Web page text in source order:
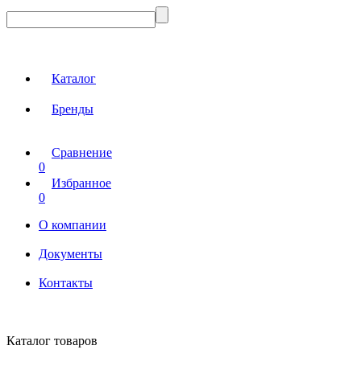
Каталог
Бренды
Сравнение
0
Избранное
0
О компании
Документы
Контакты
Каталог товаров